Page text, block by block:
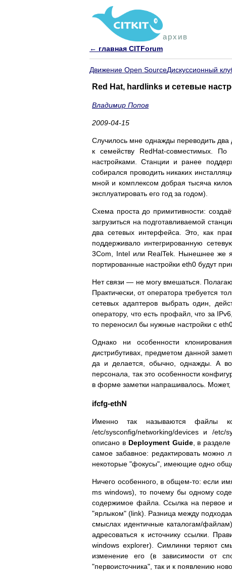
архив
← главная CITForum
Движение Open SourceДискуссионный
Red Hat, hardlinks и сетевые
Владимир Попов
2009-04-15
Случилось мне однажды переводить
к семейству RedHat-совместимых.
настройками. Станции и ранее
собирался проводить никаких
мной и комплексом добрая тысяча
эксплуатировать его год за годом).
Схема проста до примитивности:
загрузиться на подготавливаемой
два сетевых интерфейса. Это, как
поддерживало интегрированную
3Com, Intel или RealTek. Нынешнее же
портированные настройки eth0 будут
Нет связи — не могу вмешаться.
Практически, от оператора требуется
сетевых адаптеров выбрать один,
оператору, что есть профайл, что за
то переносил бы нужные настройки с
Однако ни особенности
дистрибутивах, предметом данной
да и делается, обычно, однажды. А
персонала, так это особенности
в форме заметки напрашивалось. Может,
ifcfg-ethN
Именно так называются файлы
/etc/sysconfig/networking/devices и /etc/
описано в Deployment Guide, в разделе
самое забавное: редактировать
некоторые "фокусы", имеющие одно
Ничего особенного, в общем-то: если
ms windows), то почему бы одному
содержимое файла. Ссылка на первое
"ярлыком" (link). Разница между
смыслах идентичные каталогам/
адресоваться к источнику ссылки.
windows explorer). Симлинки теряют
изменение его (в зависимости от
"первоисточника", так и к появлению